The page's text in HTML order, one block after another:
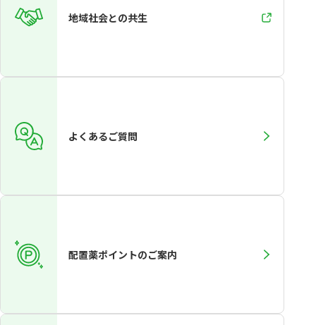
地域社会との共生
よくあるご質問
配置薬ポイントのご案内